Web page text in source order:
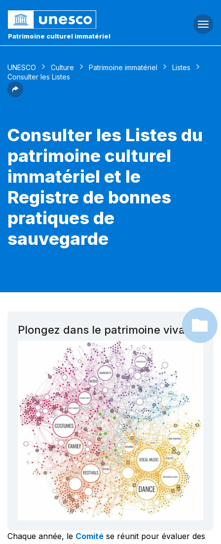
Patrimoine culturel immatériel
UNESCO Culture Patrimoine immatériel
Listes
Consulter les Listes
Consulter les Listes du
patrimoine culturel
immatériel et le
Registre de bonnes
pratiques de
sauvegarde
Plongez dans le patrimoine vivant !
Chaque année, le Comité se réunit pour évaluer des